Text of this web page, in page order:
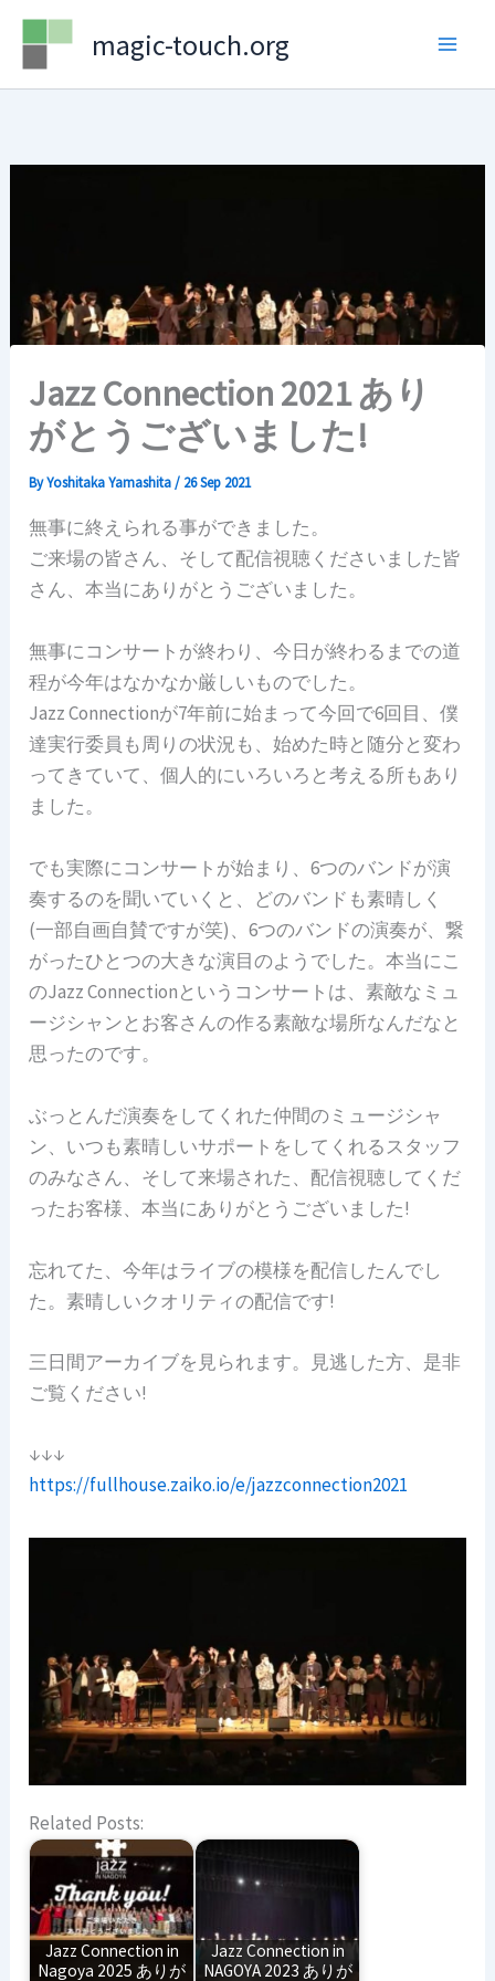
Skip
content
magic-touch.org
Jazz Connection 2021 あり
がとうございました!
ByYoshitaka Yamashita/ 26 Sep 2021
無事に終えられる事ができました。
ご来場の皆さん、そして配信視聴くださいました皆
さん、本当にありがとうございました。
無事にコンサートが終わり、今日が終わるまでの道
程が今年はなかなか厳しいものでした。
Jazz Connectionが7年前に始まって今回で6回目、僕
達実行委員も周りの状況も、始めた時と随分と変わ
ってきていて、個人的にいろいろと考える所もあり
ました。
でも実際にコンサートが始まり、6つのバンドが演
奏するのを聞いていくと、どのバンドも素晴しく
(一部自画自賛ですが笑)、6つのバンドの演奏が、繋
がったひとつの大きな演目のようでした。本当にこ
のJazz Connectionというコンサートは、素敵なミュ
ージシャンとお客さんの作る素敵な場所なんだなと
思ったのです。
ぶっとんだ演奏をしてくれた仲間のミュージシャ
ン、いつも素晴しいサポートをしてくれるスタッフ
のみなさん、そして来場された、配信視聴してくだ
ったお客様、本当にありがとうございました!
忘れてた、今年はライブの模様を配信したんでし
た。素晴しいクオリティの配信です!
三日間アーカイブを見られます。見逃した方、是非
ご覧ください!
↓↓↓
https://fullhouse.zaiko.io/e/jazzconnection2021
Related Posts:
Jazz Connection in
Nagoya 2025 ありが
Jazz Connection in
NAGOYA 2023 ありが